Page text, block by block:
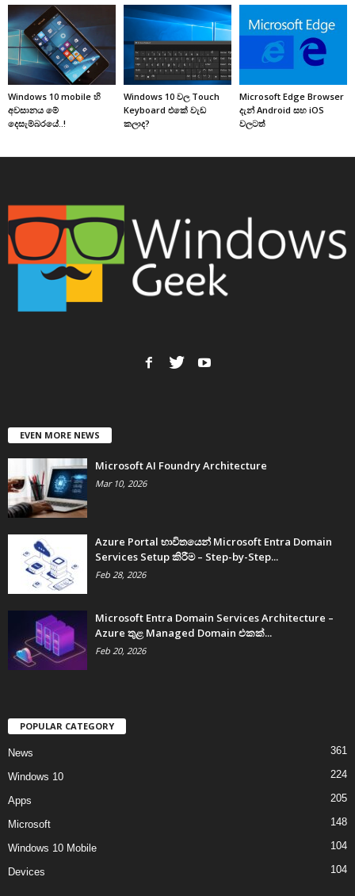
Windows 10 mobile හි
අවසානය මේ
දෙසැම්බරයේ..!
Windows 10 වල Touch
Keyboard එකේ වැඩ
කලාද?
Microsoft Edge Browser
දැන් Android සහ iOS
වලටත්
EVEN MORE NEWS
Microsoft AI Foundry Architecture
Mar 10, 2026
Azure Portal භාවිතයෙන් Microsoft Entra Domain
Services Setup කිරීම – Step-by-Step...
Feb 28, 2026
Microsoft Entra Domain Services Architecture –
Azure තුළ Managed Domain එකක්...
Feb 20, 2026
POPULAR CATEGORY
News 361
Windows 10 224
Apps 205
Microsoft 148
Windows 10 Mobile 104
Devices 104